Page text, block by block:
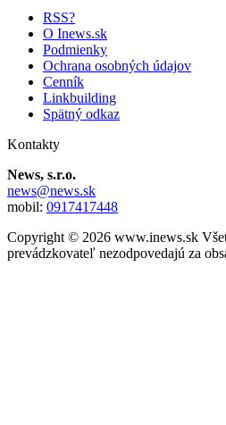
RSS?
O Inews.sk
Podmienky
Ochrana osobných údajov
Cenník
Linkbuilding
Spätný odkaz
Kontakty
News, s.r.o.
news@news.sk
mobil: 0917417448
Copyright © 2026 www.inews.sk
prevádzkovateľ nezodpovedajú za